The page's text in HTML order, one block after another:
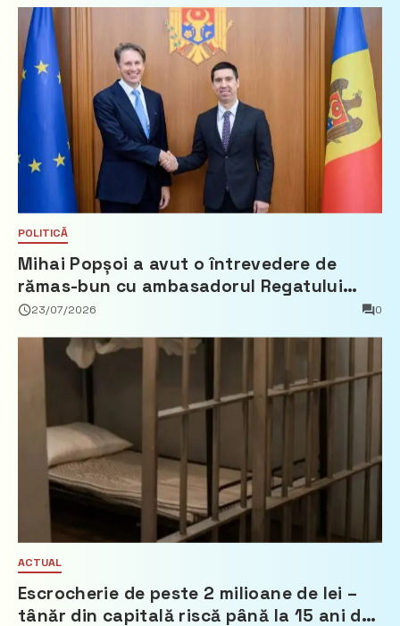
POLITICĂ
Mihai Popșoi a avut o întrevedere de
rămas-bun cu ambasadorul Regatului
Țărilor de Jos, Fred Duijn
23/07/2026 0
ACTUAL
Escrocherie de peste 2 milioane de lei –
tânăr din capitală riscă până la 15 ani de